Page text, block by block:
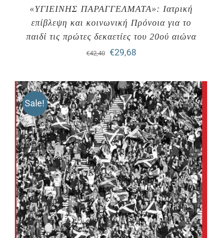
«ΥΓΙΕΙΝΗΣ ΠΑΡΑΓΓΕΛΜΑΤΑ»: Ιατρική
επίβλεψη και κοινωνική Πρόνοια για το
παιδί τις πρώτες δεκαετίες του 20ού αιώνα
€42,40
Original
was:
€42,40.
€29,68Η
τιμή
είναι:
€29,68.
Sale!